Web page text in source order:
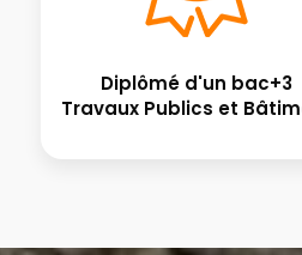
Diplômé d'un bac+3
Travaux Publics et